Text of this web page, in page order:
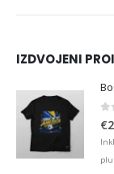
IZDVOJENI
0
€